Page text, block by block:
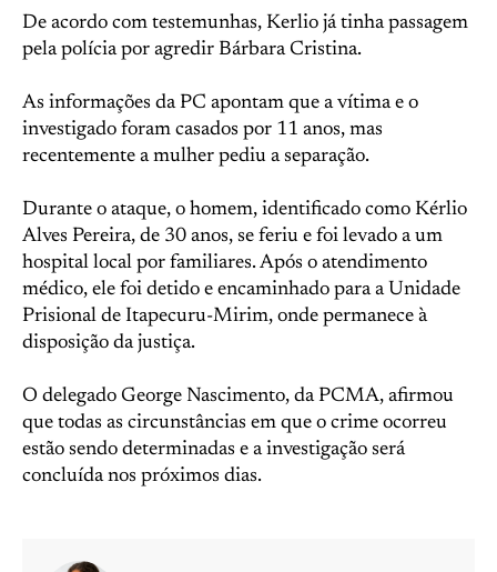
De acordo com testemunhas, Kerlio já tinha passagem
pela polícia por agredir Bárbara Cristina.
As informações da PC apontam que a vítima e o
investigado foram casados por 11 anos, mas
recentemente a mulher pediu a separação.
Durante o ataque, o homem, identificado como Kérlio
Alves Pereira, de 30 anos, se feriu e foi levado a um
hospital local por familiares. Após o atendimento
médico, ele foi detido e encaminhado para a Unidade
Prisional de Itapecuru-Mirim, onde permanece à
disposição da justiça.
O delegado George Nascimento, da PCMA, afirmou
que todas as circunstâncias em que o crime ocorreu
estão sendo determinadas e a investigação será
concluída nos próximos dias.